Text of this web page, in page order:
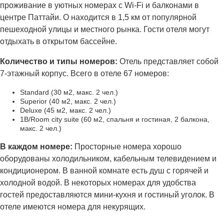
проживание в уютных номерах с Wi-Fi и балконами в
центре Паттайи. О находится в 1,5 км от популярной
пешеходной улицы и местного рынка. Гости отеля могут
отдыхать в открытом бассейне.
Количество и типы номеров: Отель представляет собой
7-этажный корпус. Всего в отеле 67 номеров:
Standard (30 м2, макс. 2 чел.)
Superior (40 м2, макс. 2 чел.)
Deluxe (45 м2, макс. 2 чел.)
1B/Room city suite (60 м2, спальня и гостиная, 2 балкона,
макс. 2 чел.)
В каждом номере: Просторные номера хорошо
оборудованы холодильником, кабельным телевидением и
кондиционером. В ванной комнате есть душ с горячей и
холодной водой. В некоторых номерах для удобства
гостей предоставляются мини-кухня и гостиный уголок. В
отеле имеются номера для некурящих.